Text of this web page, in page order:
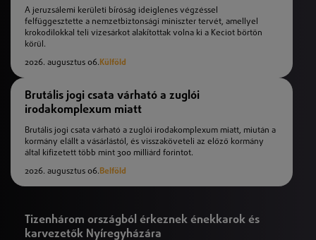
A jeruzsálemi kerületi bíróság ideiglenes végzéssel
felfüggesztette a nemzetbiztonsági miniszter tervét, amellyel
krokodilokkal teli vizesárkot alakítottak volna ki a Keciot börtön
körül.
2026. augusztus 06. Külföld
Brutális jogi csata várható a zuglói
irodakomplexum miatt
Brutális jogi csata várható a zuglói irodakomplexum miatt, miután a
kormány elállt a vásárlástól, és visszaköveteli az előző kormány
által kifizetett több mint 300 milliárd forintot.
2026. augusztus 06.Belföld
Tizenhárom országból érkeznek énekkarok és
karvezetők Nyíregyházára